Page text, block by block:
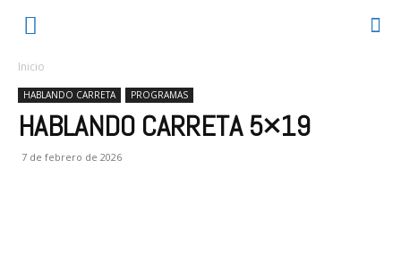
Inicio
HABLANDO CARRETA PROGRAMAS
HABLANDO CARRETA 5×19
7 de febrero de 2026